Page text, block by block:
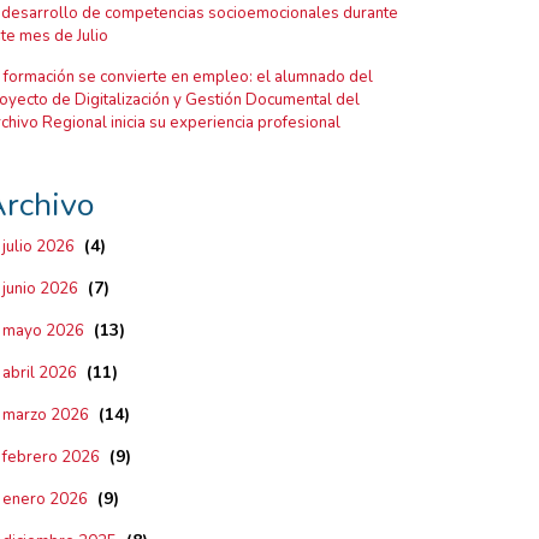
de competencias socioemocionales durante
mes de Julio
formación se convierte en empleo: el alumnado del
de Digitalización y Gestión Documental del
Regional inicia su experiencia profesional
julio 2026 (4)
junio 2026 (7)
mayo 2026 (13)
abril 2026 (11)
marzo 2026 (14)
febrero 2026 (9)
enero 2026 (9)